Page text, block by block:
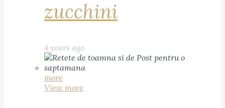
zucchini
4 years ago
more
View more